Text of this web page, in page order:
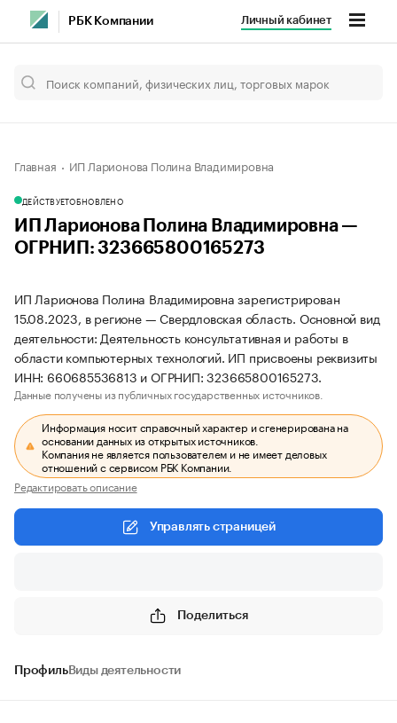
РБК Компании Личный кабинет
Главная ИП Ларионова Полина Владимировна
ДЕЙСТВУЕТОБНОВЛЕНО
ИП Ларионова Полина Владимировна —
ОГРНИП: 323665800165273
ИП Ларионова Полина Владимировна зарегистрирован
15.08.2023, в регионе — Свердловская область. Основной вид
деятельности: Деятельность консультативная и работы в
области компьютерных технологий. ИП присвоены реквизиты
ИНН: 660685536813 и ОГРНИП: 323665800165273.
Данные получены из публичных государственных источников.
Информация носит справочный характер и сгенерирована на
основании данных из открытых источников.
Компания не является пользователем и не имеет деловых
отношений с сервисом РБК Компании.
Редактировать описание
Управлять страницей
Поделиться
ПрофильВиды деятельности